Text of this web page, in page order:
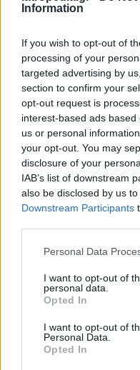
Information
If you wish to opt-out of
processing of your
targeted advertising by
section to confirm your
opt-out request is
interest-based ads
us or personal
your opt-out. You may
disclosure of your
IAB’s list of downstream
also be disclosed by us
Downstream Participants
Personal Data
I want to opt-out of
personal data.
Opted In
I want to opt-out of
Personal Data.
Opted In
αναπτυχθούν και
σχετική έρευνα. Εν
δοκιμών τους σε
εκτιμάται ότι θα
και αλλού περίπου
διαδικασιών
Αλέξανδρος